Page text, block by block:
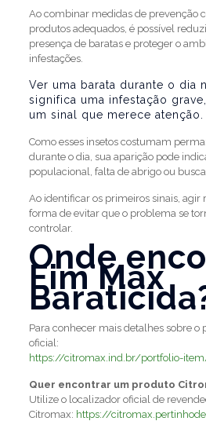
Ao combinar medidas de prevenção
produtos adequados, é possível
presença de baratas e proteger o
infestações.
Ver uma barata durante o dia
significa uma infestação
um sinal que merece atenção.
Como esses insetos costumam
durante o dia, sua aparição pode
populacional, falta de abrigo ou
Ao identificar os primeiros sinais,
forma de evitar que o problema se
controlar.
Onde
Fim Max
Para conhecer mais detalhes sobre o
oficial:
https://citromax.ind.br/portfolio-
Quer encontrar um produto
Utilize o localizador oficial de
Citromax: https://